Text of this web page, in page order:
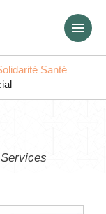
Santé